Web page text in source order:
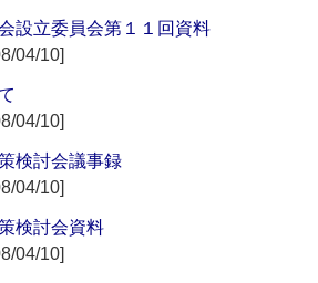
設立委員会第１１回資料
04/10]
04/10]
検討会議事録
04/10]
検討会資料
04/10]